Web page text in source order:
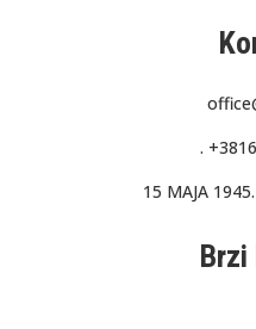
.
15 MAJA
Brzi